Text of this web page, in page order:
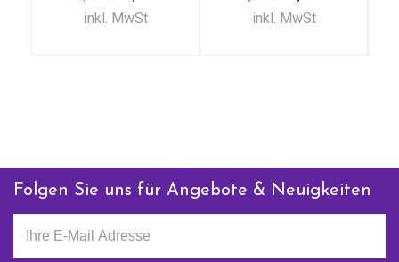
Bio (140 gr)
inkl. MwSt
inkl. MwSt
Folgen Sie uns für Angebote & Neuigkeiten